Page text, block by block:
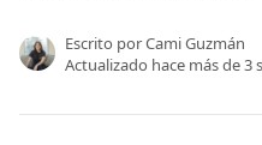
Escrito porCami Guzmán
Actualizado hace más de 3